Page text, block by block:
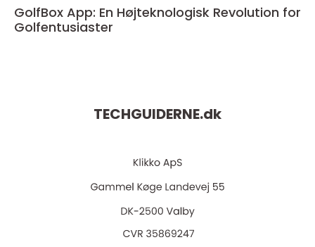
GolfBox App: En Højteknologisk Revolution for
Golfentusiaster
TECHGUIDERNE.dk